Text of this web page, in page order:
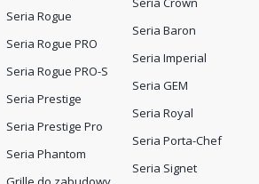
Seria Rogue
Seria Rogue PRO
Seria Rogue PRO-S
Seria Prestige
Seria Prestige Pro
Seria Phantom
Seria Baron
Seria Imperial
Seria GEM
Seria Royal
Seria Porta-Chef
Seria Signet